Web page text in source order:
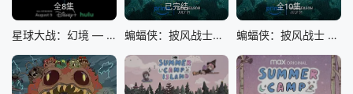
全8集
星球大战：幻境 — 第九个绝地武士
已完结
蝙蝠侠：披风战士第二季
全10集
蝙蝠侠：披风战士 第二季